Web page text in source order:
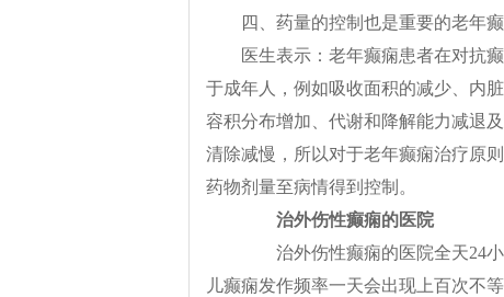
四、药量的控制也是重要的老年癫
医生表示：老年癫痫患者在对抗
于成年人，例如吸收面积的减少、内
容积分布增加、代谢和降解能力减退
清除减慢，所以对于老年癫痫治疗原
药物剂量至病情得到控制。
治外伤性癫痫的医院
治外伤性癫痫的医院全天24小
儿癫痫发作频率一天会出现上百次不